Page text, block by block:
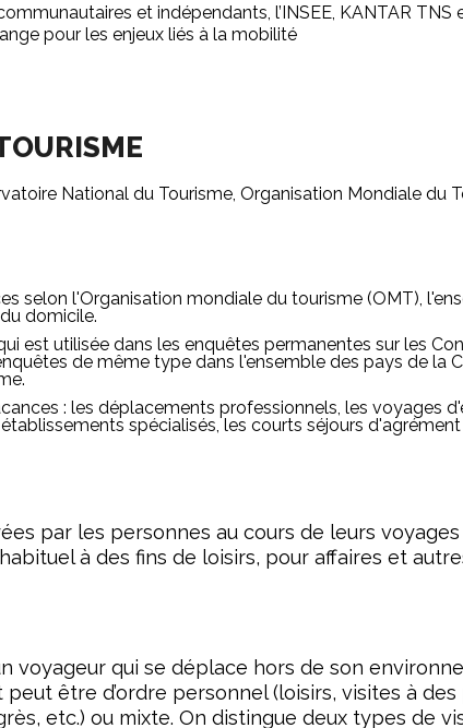
et indépendants, l’INSEE, KANTAR
pour les enjeux liés à la mobilité
National du Tourisme, Organisation Mondiale du
selon l'Organisation mondiale du tourisme (OMT),
domicile.
est utilisée dans les enquêtes permanentes sur les
de même type dans l'ensemble des pays de la
: les déplacements professionnels, les voyages
spécialisés, les courts séjours
par les personnes au cours de leurs
à des fins de loisirs, pour affaires et
voyageur qui se déplace hors de son
être d’ordre personnel (loisirs, visites à
etc.) ou mixte. On distingue deux types de